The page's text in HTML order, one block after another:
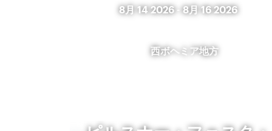
8月 14 2026- 8月 16 2026
西ボヘミア地方